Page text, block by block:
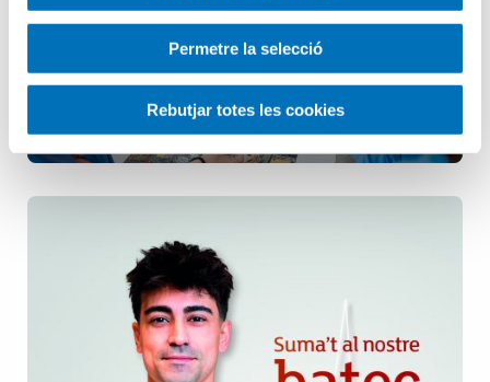
Permetre la selecció
Rebutjar totes les cookies